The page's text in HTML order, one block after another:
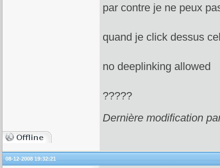
par contre je ne peux
quand je click dessus
no deeplinking allowed
?????
Dernière modification
08-12-2008 19:32:21